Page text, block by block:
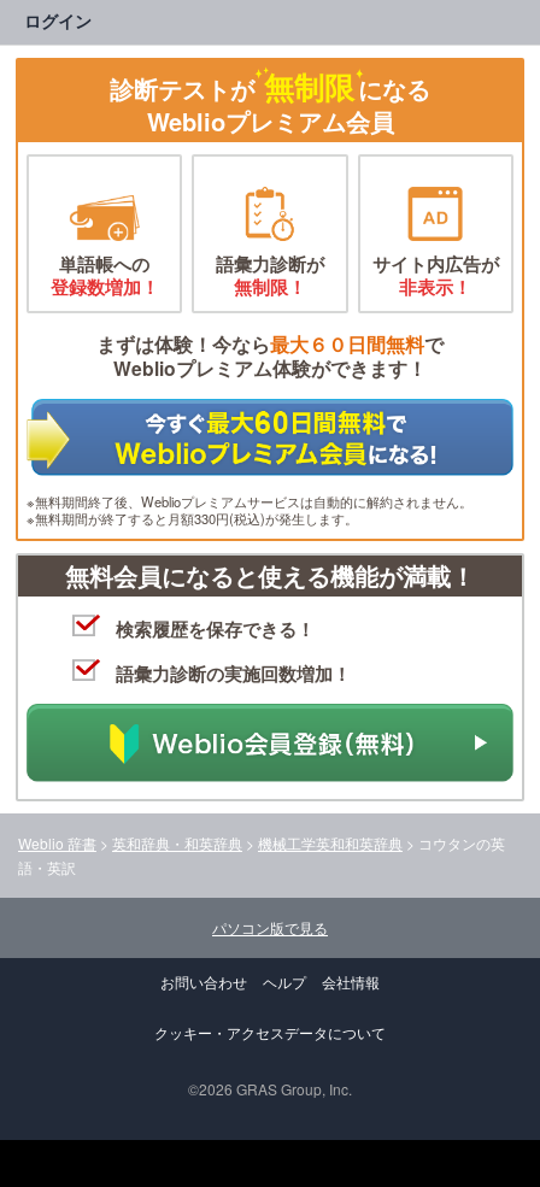
ログイン
診断テストが 無制限になる
Weblioプレミアム会員
単語帳への
登録数増加！
語彙力診断が
無制限！
サイト内広告が
非表示！
まずは体験！今なら最大６０日間無料で
Weblioプレミアム体験ができます！
※無料期間終了後、Weblioプレミアムサービスは自動的に解約されません。
※無料期間が終了すると月額330円(税込)が発生します。
無料会員になると使える機能が満載！
検索履歴を保存できる！
語彙力診断の実施回数増加！
Weblio 辞書 > 英和辞典・和英辞典 > 機械工学英和和英辞典 > コウタンの英
語・英訳
パソコン版で見る
お問い合わせ ヘルプ 会社情報
クッキー・アクセスデータについて
©2026 GRAS Group, Inc.